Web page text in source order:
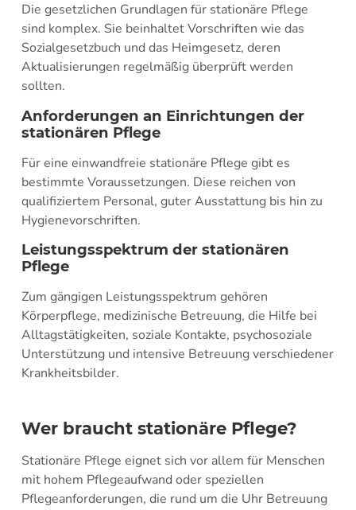
Die gesetzlichen Grundlagen für stationäre Pflege
sind komplex. Sie beinhaltet Vorschriften wie das
Sozialgesetzbuch und das Heimgesetz, deren
Aktualisierungen regelmäßig überprüft werden
sollten.
Anforderungen an Einrichtungen der
stationären Pflege
Für eine einwandfreie stationäre Pflege gibt es
bestimmte Voraussetzungen. Diese reichen von
qualifiziertem Personal, guter Ausstattung bis hin zu
Hygienevorschriften.
Leistungsspektrum der stationären
Pflege
Zum gängigen Leistungsspektrum gehören
Körperpflege, medizinische Betreuung, die Hilfe bei
Alltagstätigkeiten, soziale Kontakte, psychosoziale
Unterstützung und intensive Betreuung verschiedener
Krankheitsbilder.
Wer braucht stationäre Pflege?
Stationäre Pflege eignet sich vor allem für Menschen
mit hohem Pflegeaufwand oder speziellen
Pflegeanforderungen, die rund um die Uhr Betreuung